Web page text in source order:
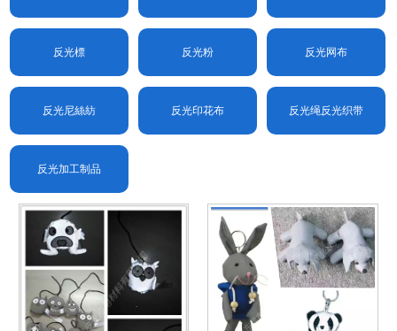
反光標 反光粉 反光网布
反光尼絲紡 反光印花布 反光绳反光织带
反光加工制品